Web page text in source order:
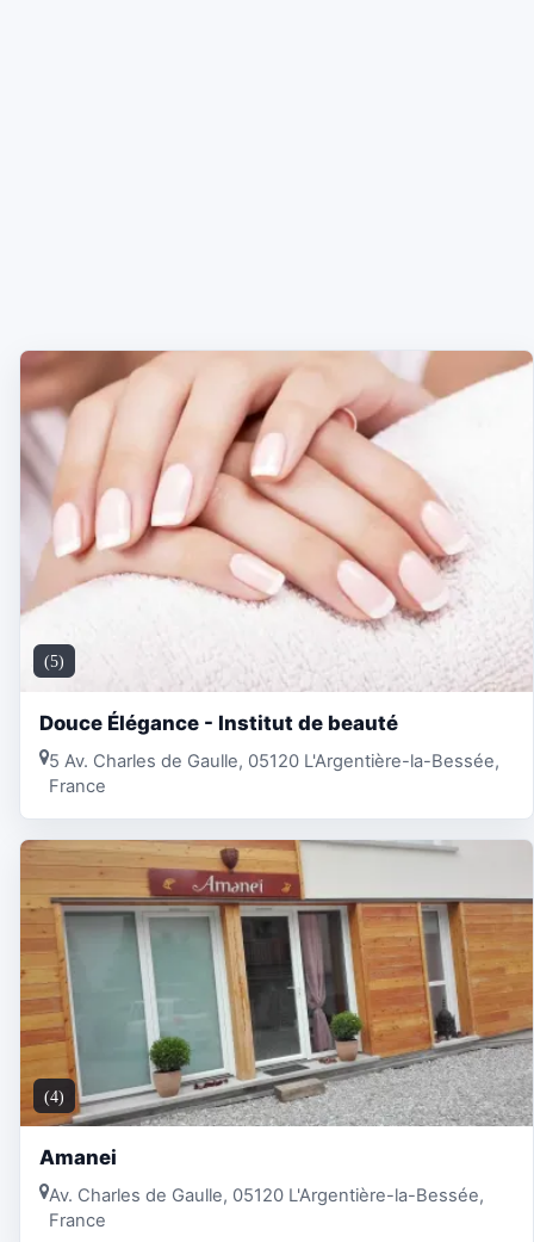
(5)
Douce Élégance - Institut de beauté
5 Av. Charles de Gaulle, 05120 L'Argentière-la-Bessée,
France
(4)
Amanei
Av. Charles de Gaulle, 05120 L'Argentière-la-Bessée,
France